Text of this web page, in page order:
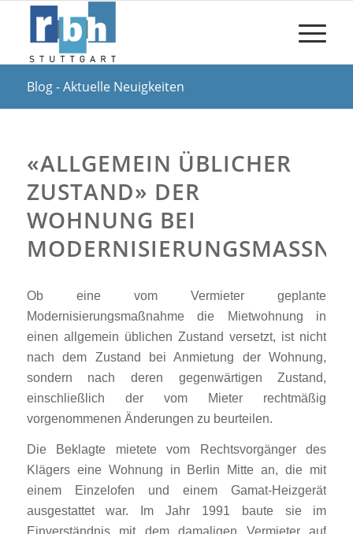
Blog - Aktuelle Neuigkeiten
«ALLGEMEIN ÜBLICHER
ZUSTAND» DER
WOHNUNG BEI
Ob eine vom Vermieter geplante
Modernisierungsmaßnahme die Mietwohnung in
einen allgemein üblichen Zustand versetzt, ist nicht
nach dem Zustand bei Anmietung der Wohnung,
sondern nach deren gegenwärtigen Zustand,
einschließlich der vom Mieter rechtmäßig
vorgenommenen Änderungen zu beurteilen.
Die Beklagte mietete vom Rechtsvorgänger des
Klägers eine Wohnung in Berlin Mitte an, die mit
einem Einzelofen und einem Gamat-Heizgerät
ausgestattet war. Im Jahr 1991 baute sie im